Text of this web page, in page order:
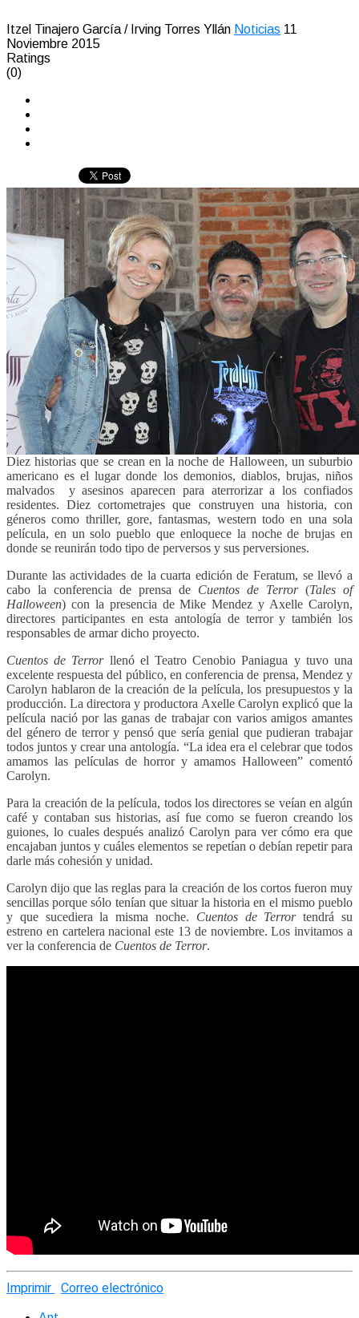
Itzel Tinajero García / Irving Torres Yllán Noticias 11
Noviembre 2015
Ratings
(0)
Diez historias que se crean en la noche de Halloween, un suburbio
americano es el lugar donde los demonios, diablos, brujas, niños
malvados y asesinos aparecen para aterrorizar a los confiados
residentes.Diez cortometrajes que construyen una historia, con
géneros como thriller, gore, fantasmas, western todo en una sola
película, en un solo pueblo que enloquece la noche de brujas en
donde se reunirán todo tipo de perversos y sus perversiones.
Durante las actividades de la cuarta edición de Feratum, se llevó a
cabo la conferencia de prensa de Cuentos de Terror(Tales of
Halloween) con la presencia de Mike Mendez y Axelle Carolyn,
directores participantes en esta antología de terror y también los
responsables de armar dicho proyecto.
Cuentos de Terrorllenó el Teatro Cenobio Paniagua y tuvo una
excelente respuesta del público, en conferencia de prensa, Mendez y
Carolyn hablaron de la creación de la película, los presupuestos y la
producción.La directora y productora Axelle Carolyn explicó que la
película nació por las ganas de trabajar con varios amigos amantes
del género de terror y pensó que sería genial que pudieran trabajar
todos juntos y crear una antología. “La idea era el celebrar que todos
amamos las películas de horror y amamos Halloween” comentó
Carolyn.
Para la creación de la película, todos los directores se veían en algún
café y contaban sus historias, así fue como se fueron creando los
guiones, lo cuales después analizó Carolyn para ver cómo era que
encajaban juntos y cuáles elementos se repetían o debían repetir para
darle más cohesión y unidad.
Carolyn dijo que las reglas para la creación de los cortos fueron muy
sencillas porque sólo tenían que situar la historia en el mismo pueblo
y que sucediera la misma noche. Cuentos de Terrortendrá su
estreno en cartelera nacional este 13 de noviembre. Los invitamos a
ver la conferencia de Cuentos de Terror.
Imprimir Correo electrónico